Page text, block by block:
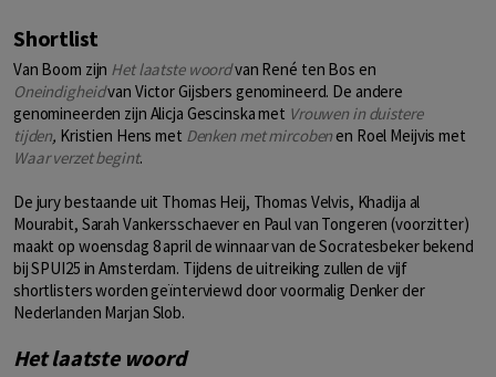
Shortlist
Van Boom zijn Het laatste woordvan René ten Bos en
Oneindigheidvan Victor Gijsbers genomineerd. De andere
genomineerden zijn Alicja Gescinska met Vrouwen in duistere
tijden, Kristien Hens met Denken met mircobenen Roel Meijvis met
Waar verzet begint.
De jury bestaande uit Thomas Heij, Thomas Velvis, Khadija al
Mourabit, Sarah Vankersschaever en Paul van Tongeren (voorzitter)
maakt op woensdag 8 april de winnaar van de Socratesbeker bekend
bij SPUI25 in Amsterdam. Tijdens de uitreiking zullen de vijf
shortlisters worden geïnterviewd door voormalig Denker der
Nederlanden Marjan Slob.
Het laatste woord